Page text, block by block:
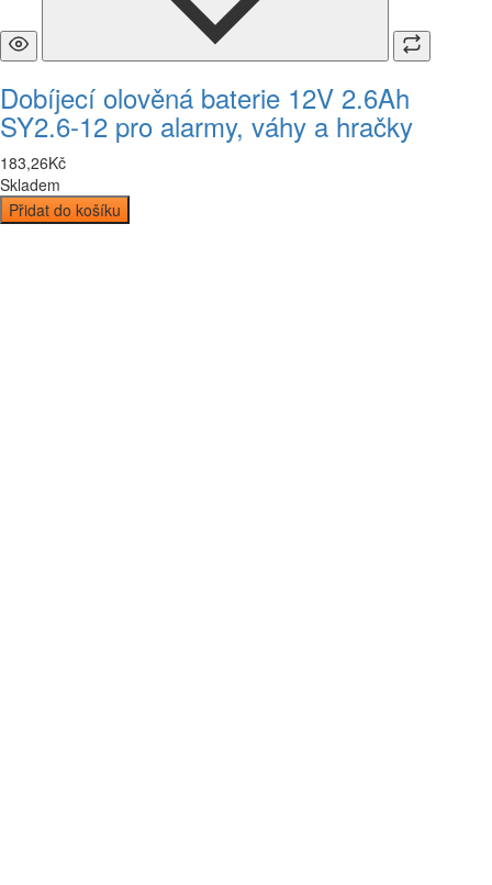
Dobíjecí olověná baterie 12V 2.6Ah
SY2.6-12 pro alarmy, váhy a hračky
183,26Kč
Skladem
Přidat do košíku